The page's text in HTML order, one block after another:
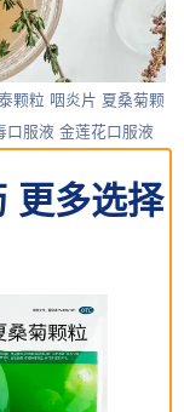
颗粒 咽炎片 夏桑菊颗
服液 金莲花口服液
更多选择